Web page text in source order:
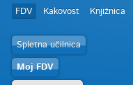
FDV Kakovost Knjižnica
Spletna učilnica
Moj FDV